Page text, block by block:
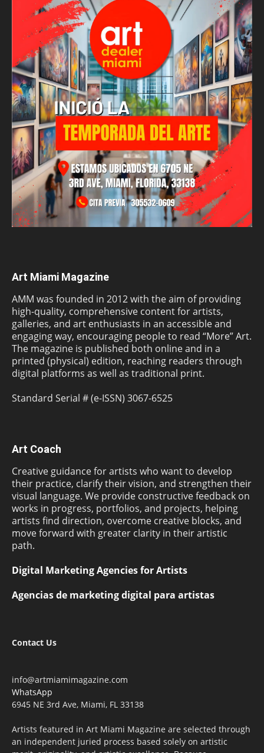
Art Miami Magazine
AMM was founded in 2012 with the aim of providing
high-quality, comprehensive content for artists,
galleries, and art enthusiasts in an accessible and
engaging way, encouraging people to read “More” Art.
The magazine is published both online and in a
printed (physical) edition, reaching readers through
digital platforms as well as traditional print.
Standard Serial # (e-ISSN) 3067-6525
Art Coach
Creative guidance for artists who want to develop
their practice, clarify their vision, and strengthen their
visual language. We provide constructive feedback on
works in progress, portfolios, and projects, helping
artists find direction, overcome creative blocks, and
move forward with greater clarity in their artistic
path.
Digital Marketing Agencies for Artists
Agencias de marketing digital para artistas
Contact Us
info@artmiamimagazine.com
WhatsApp
6945 NE 3rd Ave, Miami, FL 33138
Artists featured in Art Miami Magazine are selected through
an independent juried process based solely on artistic